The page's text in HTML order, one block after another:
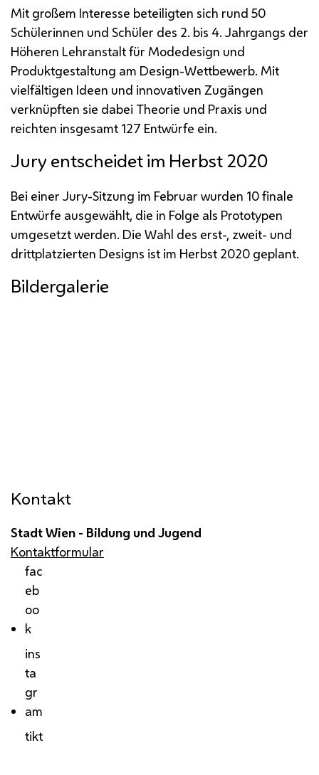
Mit großem Interesse beteiligten sich rund 50
Schülerinnen und Schüler des 2. bis 4. Jahrgangs der
Höheren Lehranstalt für Modedesign und
Produktgestaltung am Design-Wettbewerb. Mit
vielfältigen Ideen und innovativen Zugängen
verknüpften sie dabei Theorie und Praxis und
reichten insgesamt 127 Entwürfe ein.
Juryentscheidet im Herbst 2020
Bei einer Jury-Sitzung im Februar wurden 10 finale
Entwürfe ausgewählt, die in Folge als Prototypen
umgesetzt werden. Die Wahl des erst-, zweit- und
drittplatzierten Designs ist im Herbst 2020 geplant.
Bildergalerie
Kontakt
Stadt Wien - Bildung und Jugend
Kontaktformular
fac
eb
oo
k
ins
ta
gr
am
tikt